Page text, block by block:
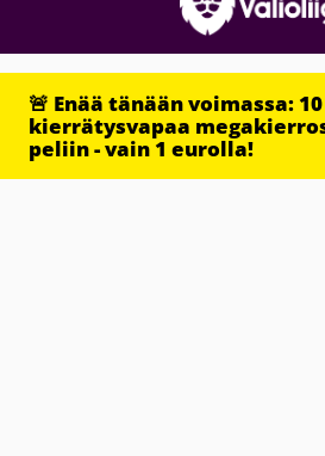
🚨 Enää tänään voimassa:
kierrätysvapaa
peliin - vain 1 eurolla!